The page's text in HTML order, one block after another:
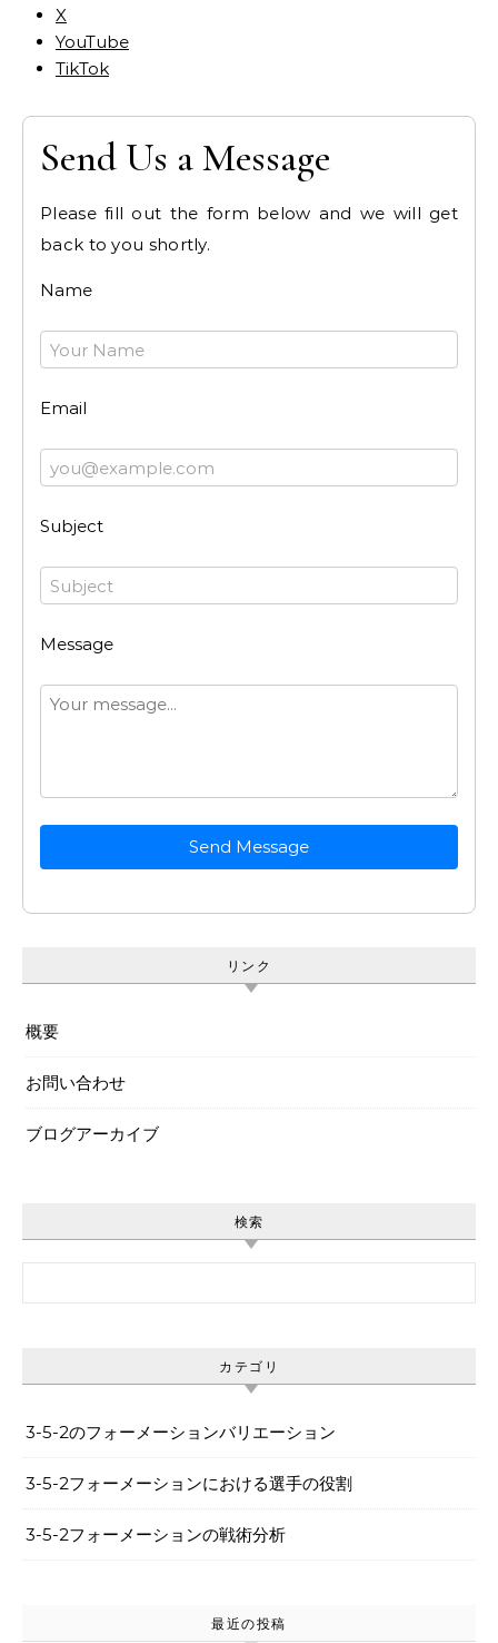
X
YouTube
TikTok
Send Us a Message
Please fill out the form below and we will get
back to you shortly.
Name
Email
Subject
Message
Send Message
リンク
概要
お問い合わせ
ブログアーカイブ
検索
カテゴリ
3-5-2のフォーメーションバリエーション
3-5-2フォーメーションにおける選手の役割
3-5-2フォーメーションの戦術分析
最近の投稿